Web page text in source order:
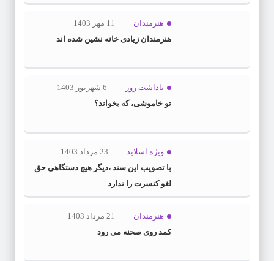
هنرمندان
11 مهر 1403
هنرمندان زیادی خانه نشین شده اند
یاداشت روز
6 شهریور 1403
تو خاموشی، که بخواند؟
ویژه اسلاید
23 مرداد 1403
با تصویب این سند ،دیگر هیچ دستگاهی حق
لغو کنسرت را ندارد
هنرمندان
21 مرداد 1403
کمد روی صحنه می رود